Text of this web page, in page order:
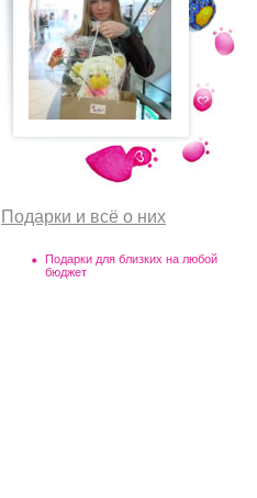
Подарки и всё о них
Подарки для близких на любой
бюджет